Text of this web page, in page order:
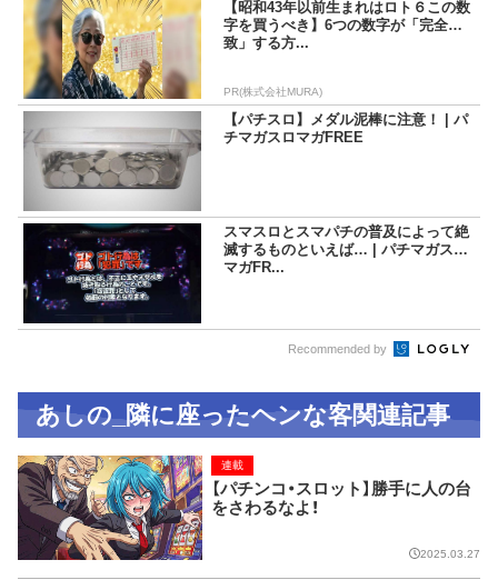
【昭和43年以前生まれはロト６この数
字を買うべき】6つの数字が「完全一
致」する方...
PR(株式会社MURA)
【パチスロ】メダル泥棒に注意！ | パ
チマガスロマガFREE
スマスロとスマパチの普及によって絶
滅するものといえば… | パチマガスロ
マガFR...
Recommended by
あしの_隣に座ったヘンな客関連記事
【パチンコ・スロット】勝手に人の台
をさわるなよ！
連載
2025.03.27